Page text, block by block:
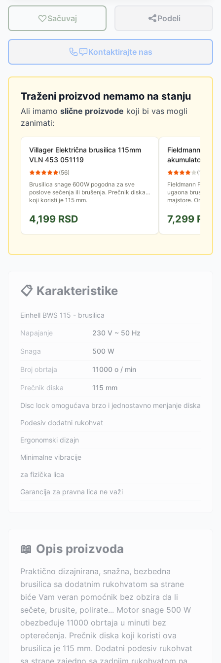
Sačuvaj Podeli
Kontaktirajte nas
Traženi proizvod nemamo na stanju
Ali imamo slične proizvode koji bi vas mogli
zanimati:
Villager Električna brusilica 115mm
VLN 453 051119
(56)
Brusilica snage 600W pogodna za sve
poslove sečenja ili brušenja. Prečnik diska
koji koristi je 115 mm.
4,199 RSD
Fieldmann
akumulatorska
(bez baterije i
(15
Fieldmann FDUB
ugaona brusilica
majstore.
poliranje različitih...
7,299 RSD
📋 Karakteristike
Einhell BWS 115 - brusilica
Napajanje 230 V ~ 50 Hz
Snaga 500 W
Broj obrtaja 11000 o / min
Prečnik diska 115 mm
Disc lock omogućava brzo i jednostavno menjanje diska
Podesiv dodatni rukohvat
Ergonomski dizajn
Minimalne vibracije
za fizička lica
Garancija za pravna lica ne važi
📖 Opis proizvoda
Praktično dizajnirana, snažna, bezbedna
brusilica sa dodatnim rukohvatom sa strane
biće Vam veran pomoćnik bez obzira da li
sečete, brusite, polirate... Motor snage 500 W
obezbeđuje 11000 obrtaja u minuti bez
opterećenja. Prečnik diska koji koristi ova
brusilica je 115 mm. Dodatni podesiv rukohvat
sa strane zajedno sa zadnjim rukohvatom na